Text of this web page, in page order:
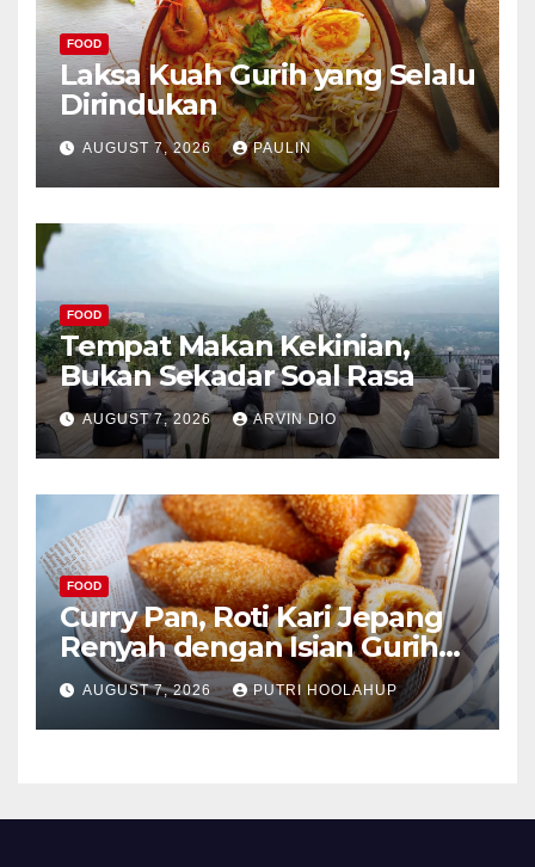
FOOD
Laksa Kuah Gurih yang Selalu
Dirindukan
AUGUST 7, 2026 PAULIN
FOOD
Tempat Makan Kekinian,
Bukan Sekadar Soal Rasa
AUGUST 7, 2026 ARVIN DIO
FOOD
Curry Pan, Roti Kari Jepang
Renyah dengan Isian Gurih
Menggoda
AUGUST 7, 2026 PUTRI HOOLAHUP